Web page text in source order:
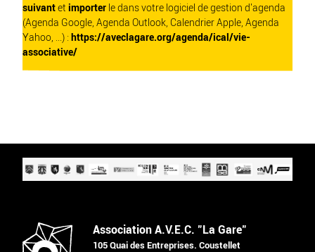
suivantet importer le dans votre logiciel de gestion d'agenda
(Agenda Google, Agenda Outlook, Calendrier Apple, Agenda
Yahoo, ...) : https://aveclagare.org/agenda/ical/vie-
associative/
Association A.V.E.C. "La Gare"
105 Quai des Entreprises. Coustellet